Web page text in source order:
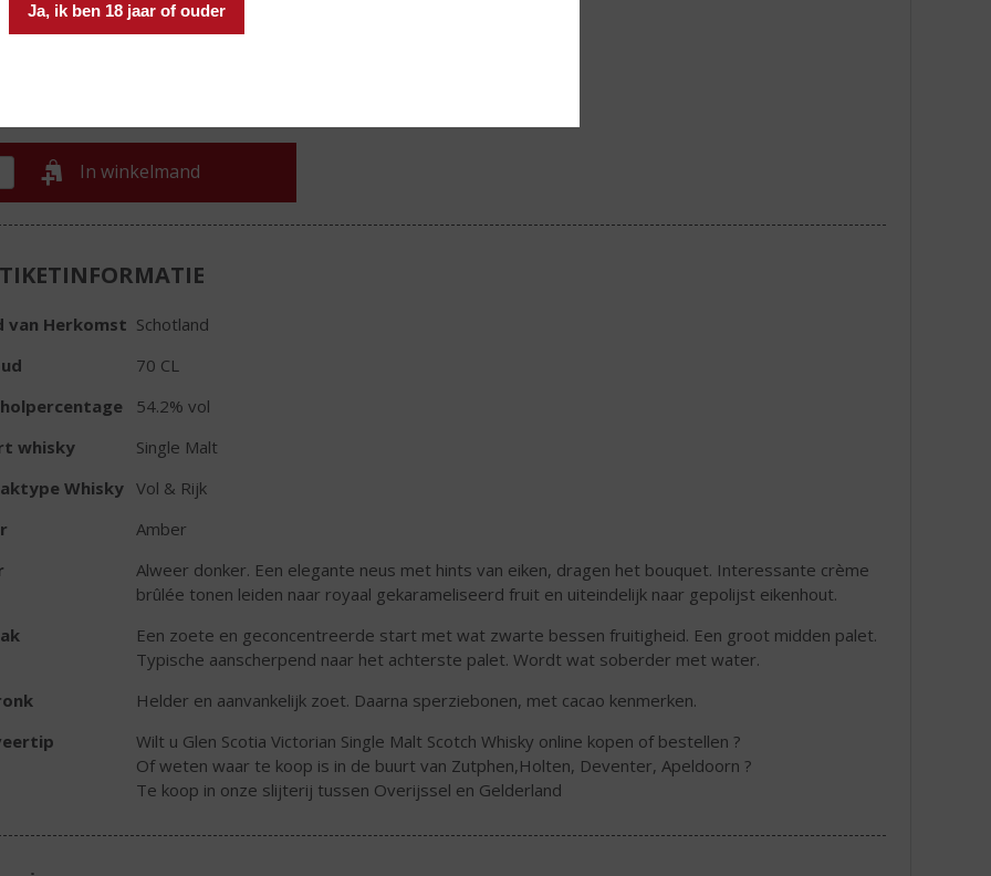
Ja, ik ben 18 jaar of ouder
In winkelmand
van Herkomst Schotland
70 CL
54.2% vol
whisky
Single Malt
Whisky Vol & Rijk
Amber
Alweer donker. Een elegante neus met hints van eiken, dragen het bouquet. Interessante crème
brûlée tonen leiden naar royaal gekarameliseerd fruit en uiteindelijk naar gepolijst eikenhout.
Een zoete en geconcentreerde start met wat zwarte bessen fruitigheid. Een groot midden palet.
Typische aanscherpend naar het achterste palet. Wordt wat soberder met water.
Helder en aanvankelijk zoet. Daarna sperziebonen, met cacao kenmerken.
Wilt u Glen Scotia Victorian Single Malt Scotch Whisky online kopen of bestellen ?
Of weten waar te koop is in de buurt van Zutphen,Holten, Deventer, Apeldoorn ?
Te koop in onze slijterij tussen Overijssel en Gelderland